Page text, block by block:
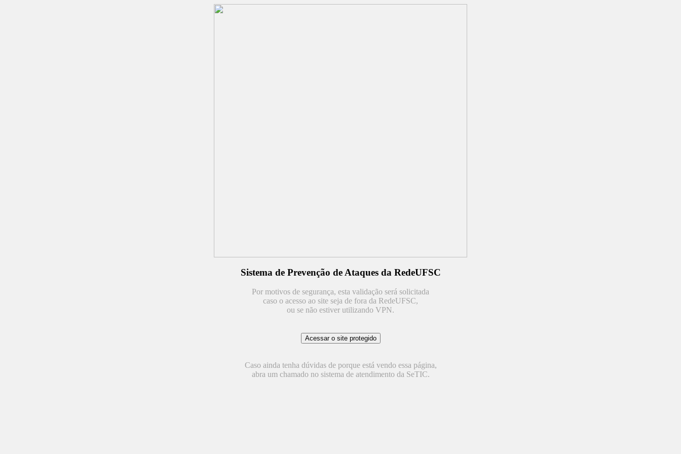
Sistema de Prevenção de Ataques da RedeUFSC
Por motivos de segurança, esta validação será solicitada
caso o acesso ao site seja de fora da RedeUFSC,
ou se não estiver utilizando VPN.
Caso ainda tenha dúvidas de porque está vendo essa página,
abra um chamado no sistema de atendimento da SeTIC.